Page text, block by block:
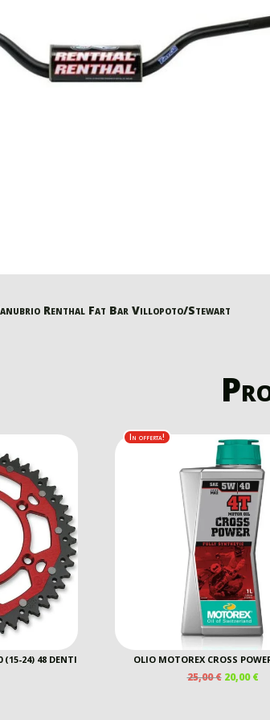
Renthal Fat Bar Villopoto/Stewart
(15-24) 48 DENTI
In offerta!
OLIO MOTOREX CROSS
25,00€ IL
20,00€IL